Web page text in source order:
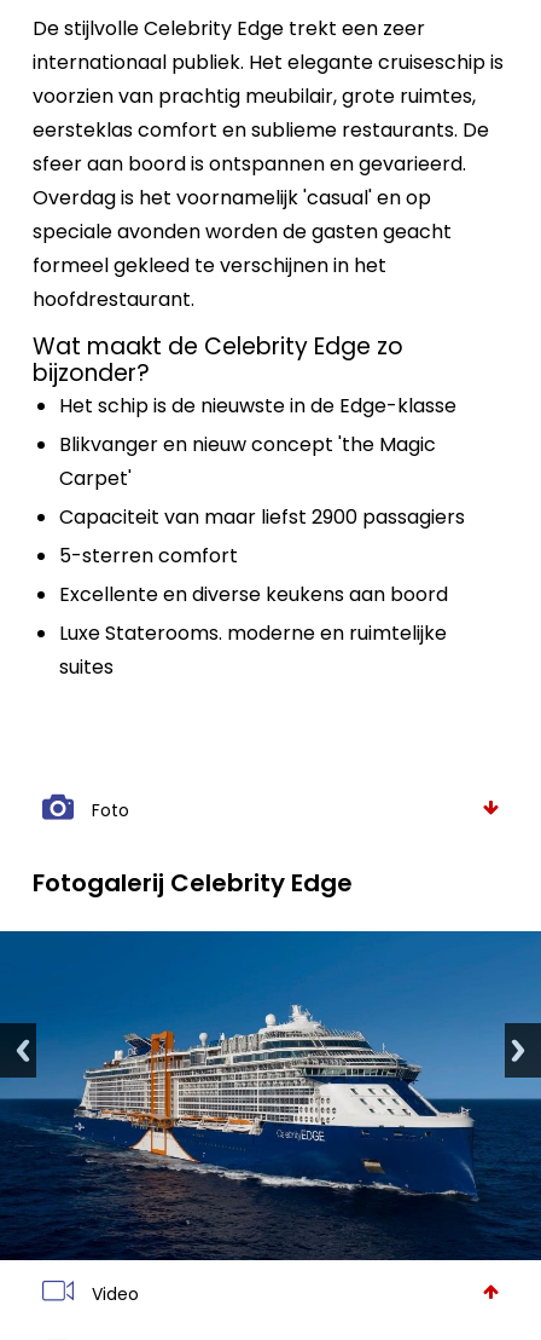
De stijlvolle Celebrity Edge trekt een zeer
internationaal publiek. Het elegante cruiseschip is
voorzien van prachtig meubilair, grote ruimtes,
eersteklas comfort en sublieme restaurants. De
sfeer aan boord is ontspannen en gevarieerd.
Overdag is het voornamelijk 'casual' en op
speciale avonden worden de gasten geacht
formeel gekleed te verschijnen in het
hoofdrestaurant.
Wat maakt de Celebrity Edge zo
bijzonder?
Het schip is de nieuwste in de Edge-klasse
Blikvanger en nieuw concept 'the Magic
Carpet'
Capaciteit van maar liefst 2900 passagiers
5-sterren comfort
Excellente en diverse keukens aan boord
Luxe Staterooms. moderne en ruimtelijke
suites
Foto
Fotogalerij Celebrity Edge
Video